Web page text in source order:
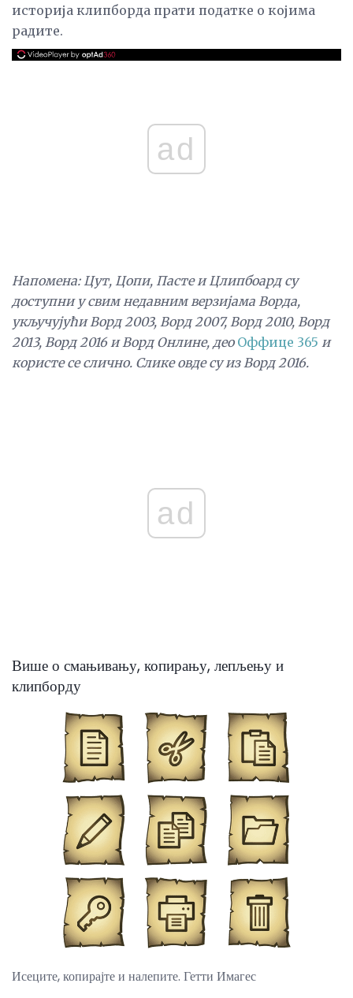
историја клипборда прати податке о којима
радите.
ad
Напомена: Цут, Цопи, Пасте и Цлипбоард су
доступни у свим недавним верзијама Ворда,
укључујући Ворд 2003, Ворд 2007, Ворд 2010, Ворд
2013, Ворд 2016 и Ворд Онлине, део Оффице 365 и
користе се слично. Слике овде су из Ворд 2016.
ad
Више о смањивању, копирању, лепљењу и
клипборду
Исеците, копирајте и налепите. Гетти Имагес